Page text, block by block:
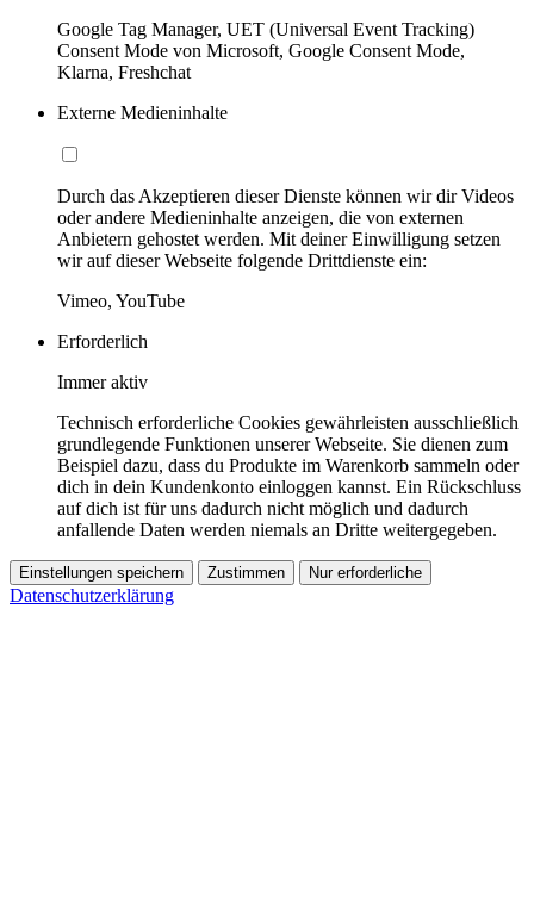
Google Tag Manager, UET (Universal Event Tracking)
Consent Mode von Microsoft, Google Consent Mode,
Klarna, Freshchat
Externe Medieninhalte
Durch das Akzeptieren dieser Dienste können wir dir Videos
oder andere Medieninhalte anzeigen, die von externen
Anbietern gehostet werden. Mit deiner Einwilligung setzen
wir auf dieser Webseite folgende Drittdienste ein:
Vimeo, YouTube
Erforderlich
Immer aktiv
Technisch erforderliche Cookies gewährleisten ausschließlich
grundlegende Funktionen unserer Webseite. Sie dienen zum
Beispiel dazu, dass du Produkte im Warenkorb sammeln oder
dich in dein Kundenkonto einloggen kannst. Ein Rückschluss
auf dich ist für uns dadurch nicht möglich und dadurch
anfallende Daten werden niemals an Dritte weitergegeben.
Einstellungen speichern Zustimmen Nur erforderliche
Datenschutzerklärung